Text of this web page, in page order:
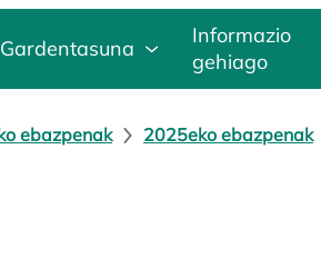
Gardentasuna
Informazio
gehiago
ebazpenak 2025eko ebazpenak